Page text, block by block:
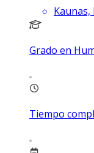
Grado en
Tiempo